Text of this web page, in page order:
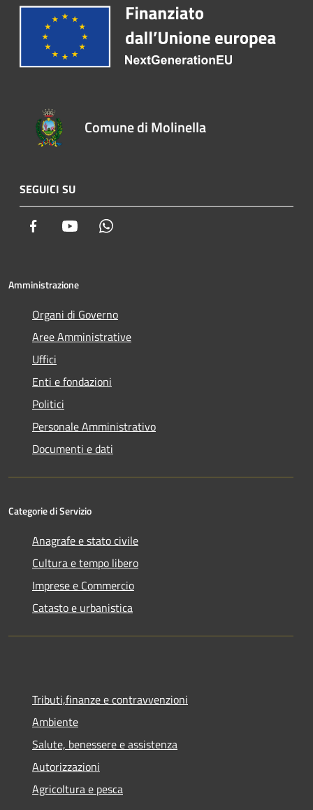
Comune di Molinella
SEGUICI SU
Facebook Youtube
Amministrazione
Organi di Governo
Aree Amministrative
Uffici
Enti e fondazioni
Politici
Personale Amministrativo
Documenti e dati
Categorie di Servizio
Anagrafe e stato civile
Cultura e tempo libero
Imprese e Commercio
Catasto e urbanistica
Tributi,finanze e contravvenzioni
Ambiente
Salute, benessere e assistenza
Autorizzazioni
Agricoltura e pesca